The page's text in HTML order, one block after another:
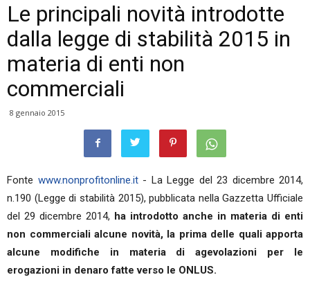
Le principali novità introdotte
dalla legge di stabilità 2015 in
materia di enti non
commerciali
8 gennaio 2015
Fonte www.nonprofitonline.it- La Legge del 23 dicembre 2014,
n.190 (Legge di stabilità 2015), pubblicata nella Gazzetta Ufficiale
del 29 dicembre 2014, ha introdotto anche in materia di enti
non commerciali alcune novità, la prima delle quali apporta
alcune modifiche in materia di agevolazioni per le
erogazioni in denaro fatte verso le ONLUS.